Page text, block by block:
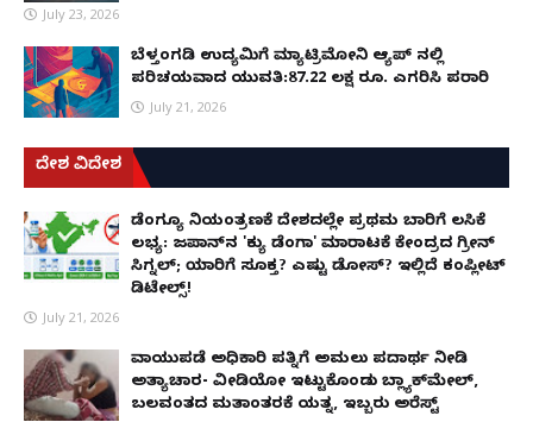
July 23, 2026
ಬೆಳ್ತಂಗಡಿ ಉದ್ಯಮಿಗೆ ಮ್ಯಾಟ್ರಿಮೋನಿ ಆ್ಯಪ್ ನಲ್ಲಿ
ಪರಿಚಯವಾದ ಯುವತಿ:87.22 ಲಕ್ಷ ರೂ. ಎಗರಿಸಿ ಪರಾರಿ
July 21, 2026
ದೇಶ ವಿದೇಶ
ಡೆಂಗ್ಯೂ ನಿಯಂತ್ರಣಕ್ಕೆ ದೇಶದಲ್ಲೇ ಪ್ರಥಮ ಬಾರಿಗೆ ಲಸಿಕೆ
ಲಭ್ಯ: ಜಪಾನ್‌ನ 'ಕ್ಯು ಡೆಂಗಾ' ಮಾರಾಟಕ್ಕೆ ಕೇಂದ್ರದ ಗ್ರೀನ್
ಸಿಗ್ನಲ್; ಯಾರಿಗೆ ಸೂಕ್ತ? ಎಷ್ಟು ಡೋಸ್? ಇಲ್ಲಿದೆ ಕಂಪ್ಲೀಟ್
ಡಿಟೇಲ್ಸ್!
July 21, 2026
ವಾಯುಪಡೆ ಅಧಿಕಾರಿ ಪತ್ನಿಗೆ ಅಮಲು ಪದಾರ್ಥ ನೀಡಿ
ಅತ್ಯಾಚಾರ- ವೀಡಿಯೋ ಇಟ್ಟುಕೊಂಡು ಬ್ಲ್ಯಾಕ್‌ಮೇಲ್,
ಬಲವಂತದ ಮತಾಂತರಕ್ಕೆ ಯತ್ನ, ಇಬ್ಬರು ಅರೆಸ್ಟ್